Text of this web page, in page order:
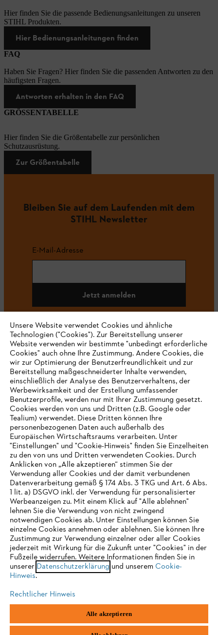
Hier finden Sie die passende Bedienungsanleitungen zu unseren
STIHL Produkten.
Hier Bedienungsanleitungen finden
FAQ
Haben Sie Fragen? Hier finden Sie die passenden Antworten zu den
häufigsten Fragen.
Antworten erhalten in den FAQ
GRÖSSENTABELLE
Hier finden Sie die Größentabelle zur persönlichen
Schutzausrüstung.
Zur Größentabelle
Bleiben Sie auf dem Laufenden mit dem
STIHL Newsletter
E-Mail-Adresse
Jetzt anmelden
#STIHL
Unternehmen
Häufig gestellte Fragen
Service
Datenschutzrichtlinien Impressum Cookies
Fachmarktstraße 7
IHR BROWSER WIRD NICHT
UNTERSTÜTZT
Sie nutzen einen Browser, den wir noch nicht unterstützen. Für
eine optimale Nutzung unserer Seite empfehlen wir Ihnen, zu
einem der folgenden Browser zu wechseln:
Firefox Chrome
Unsere Website verwendet Cookies und ähnliche
Technologien ("Cookies"). Zur Bereitstellung unserer
Website verwenden wir bestimmte "unbedingt erforderliche
Cookies" auch ohne Ihre Zustimmung. Andere Cookies, die
wir zur Optimierung der Benutzerfreundlichkeit und zur
Bereitstellung maßgeschneiderter Inhalte verwenden,
einschließlich der Analyse des Benutzerverhaltens, der
Werbewirksamkeit und der Erstellung umfassender
Benutzerprofile, werden nur mit Ihrer Zustimmung gesetzt.
Cookies werden von uns und Dritten (z.B. Google oder
Tealium) verwendet. Diese Dritten können Ihre
personenbezogenen Daten auch außerhalb des
Europäischen Wirtschaftsraums verarbeiten. Unter
"Einstellungen" und "Cookie-Hinweis" finden Sie Einzelheiten
zu den von uns und Dritten verwendeten Cookies. Durch
Anklicken von „Alle akzeptieren“ stimmen Sie der
Verwendung aller Cookies und der damit verbundenen
Datenverarbeitung gemäß § 174 Abs. 3 TKG und Art. 6 Abs.
1 lit. a) DSGVO inkl. der Verwendung für personalisierter
Werbeanzeigen zu. Mit einem Klick auf "Alle ablehnen"
lehnen Sie die Verwendung von nicht zwingend
notwendigen Cookies ab. Unter Einstellungen können Sie
einzelne Cookies annehmen oder ablehnen. Sie können Ihre
Zustimmung zur Verwendung einzelner oder aller Cookies
jederzeit mit Wirkung für die Zukunft unter "Cookies" in der
Fußzeile widerrufen. Weitere Informationen finden Sie in
unserer Datenschutzerklärung und unserem Cookie-
Hinweis.
Rechtlicher Hinweis
Alle akzeptieren